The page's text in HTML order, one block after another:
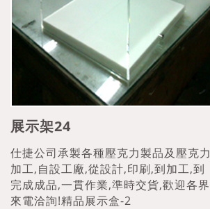
展示架24
仕捷公司承製各種壓克力製品及壓克力
加工,自設工廠,從設計,印刷,到加工,到
完成成品,一貫作業,準時交貨,歡迎各界
來電洽詢!精品展示盒-2